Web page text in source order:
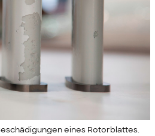
eines Rotorblattes.